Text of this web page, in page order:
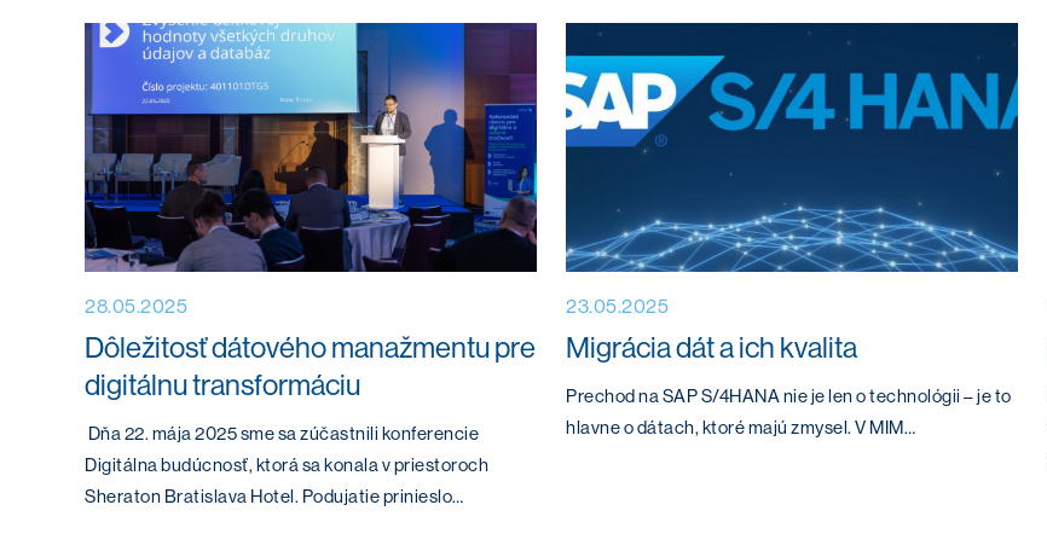
28.05.2025
Dôležitosť dátového manažmentu pre
digitálnu transformáciu
Dňa 22. mája 2025 sme sa zúčastnili konferencie
Digitálna budúcnosť, ktorá sa konala v priestoroch
Sheraton Bratislava Hotel. Podujatie prinieslo…
23.05.2025
Migrácia dát a ich kvalita
Prechod na SAP S/4HANA nie je len o technológii – je to
hlavne o dátach, ktoré majú zmysel. V MIM…